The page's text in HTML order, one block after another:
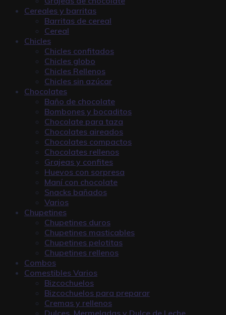
Cereales y barritas
Barritas de cereal
Cereal
Chicles
Chicles confitados
Chicles globo
Chicles Rellenos
Chicles sin azúcar
Chocolates
Baño de chocolate
Bombones y bocaditos
Chocolate para taza
Chocolates aireados
Chocolates compactos
Chocolates rellenos
Grajeas y confites
Huevos con sorpresa
Maní con chocolate
Snacks bañados
Varios
Chupetines
Chupetines duros
Chupetines masticables
Chupetines pelotitas
Chupetines rellenos
Combos
Comestibles Varios
Bizcochuelos
Bizcochuelos para preparar
Cremas y rellenos
Dulces, Mermeladas y Dulce de Leche